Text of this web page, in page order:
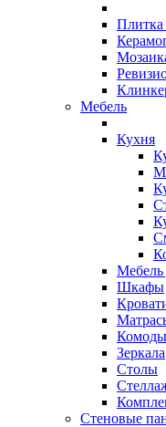
Плитка
Мебель
Кухня
Мебель
Шкафы
Зеркала
Столы
Стеновые